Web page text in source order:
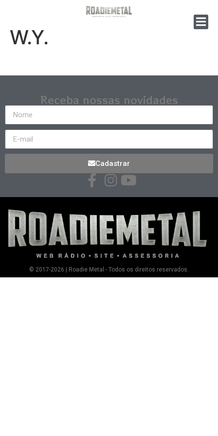
W.Y.
Receba nossas novidades
Cadastrar
© 2017-2026 | Roadie Metal - Todos os direitos reservados.